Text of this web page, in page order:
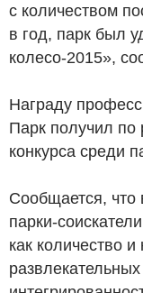
с количеством
в год, парк был
колесо-2015»,
Награду
Парк получил по
конкурса среди
Сообщается, что
парки-
как количество и